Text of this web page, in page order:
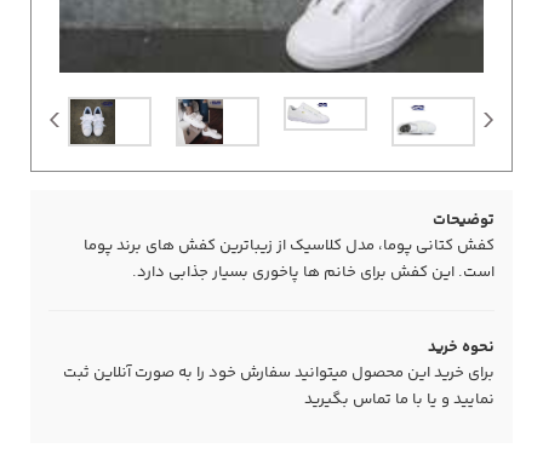
توضیحات
کفش کتانی پوما، مدل کلاسیک از زیباترین کفش های برند پوما
است. این کفش برای خانم ها پاخوری بسیار جذابی دارد.
نحوه خرید
برای خرید این محصول میتوانید سفارش خود را به صورت آنلاین ثبت
نمایید و یا با ما تماس بگیرید